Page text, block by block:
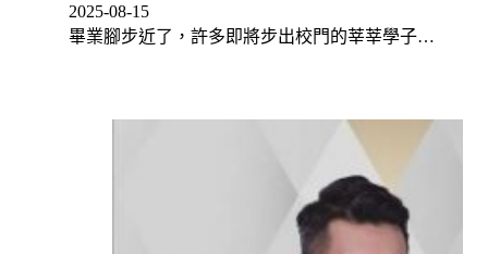
2025-08-15
畢業腳步近了，許多即將步出校門的莘莘學子…